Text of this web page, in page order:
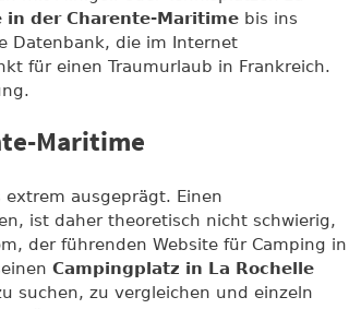
in der Charente-Maritime bis ins
Datenbank, die im Internet
für einen Traumurlaub in Frankreich.
Maritime
extrem ausgeprägt. Einen
ist daher theoretisch nicht schwierig,
der führenden Website für Camping in
Campingplatz in La Rochelle
suchen, zu vergleichen und einzeln